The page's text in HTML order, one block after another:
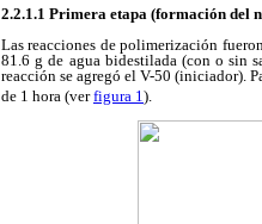
2.2.1.1 Primera etapa (formación del
Las reacciones de polimerización
81.6 g de agua bidestilada (con o sin
reacción se agregó el V-50 (iniciador).
de 1 hora (verfigura 1).